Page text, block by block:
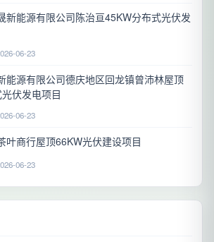
新能源有限公司陈治亘45KW分布式光伏发
06-23
能源有限公司德庆地区回龙镇曾沛林屋顶
伏发电项目
06-23
叶商行屋顶66KW光伏建设项目
06-23